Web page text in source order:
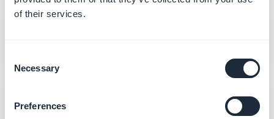
of their services.
Selection
Necessary
Preferences
ChatGPT mit GoodBarber nutzen, ganz
Inhaber, mit Prompts zum Kopieren und Einfügen.
erstellen